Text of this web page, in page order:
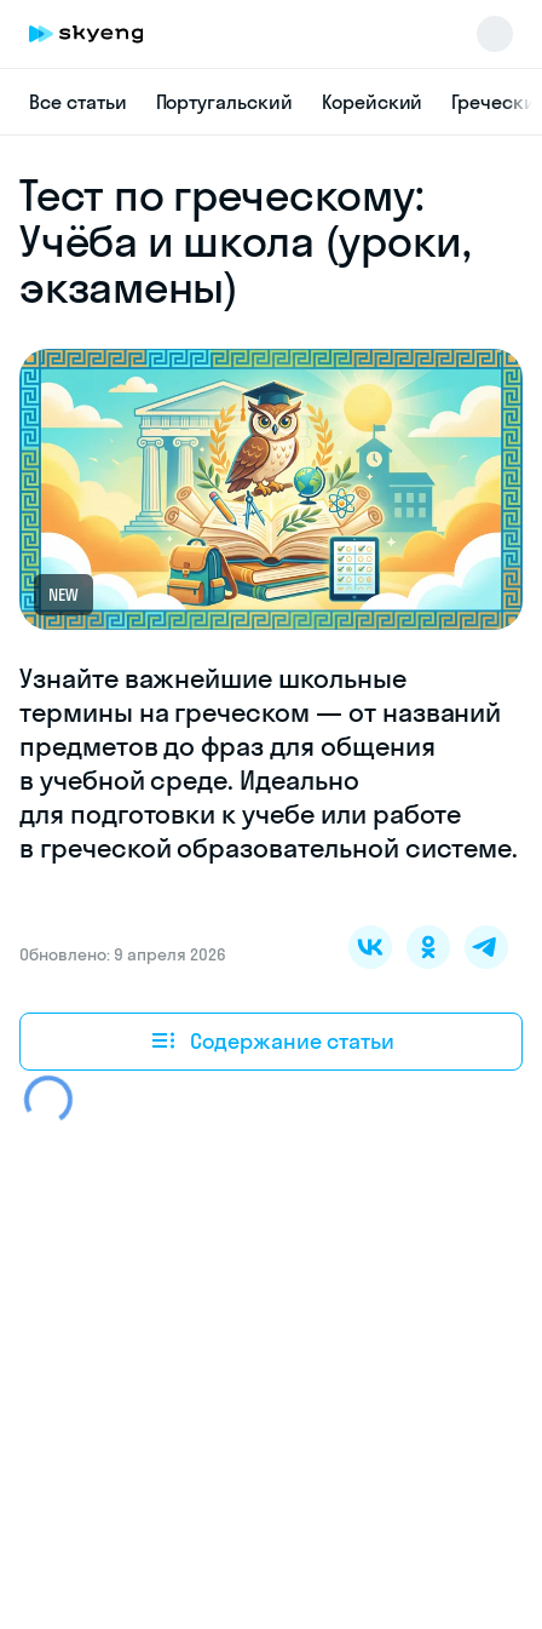
Все статьи Португальский Корейский
Тест по греческому:
Учёба и школа (уроки,
экзамены)
NEW
Узнайте важнейшие школьные
термины на греческом — от названий
предметов до фраз для общения
в учебной среде. Идеально
для подготовки к учебе или работе
в греческой образовательной системе.
Обновлено: 9 апреля 2026
Содержание статьи
online